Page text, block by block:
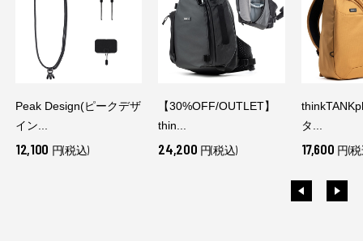
Peak Design(ピークデザ
イン...
12,100 円(税込)
【30%OFF/OUTLET】
thin...
24,200 円(税込)
タ...
17,600 円(